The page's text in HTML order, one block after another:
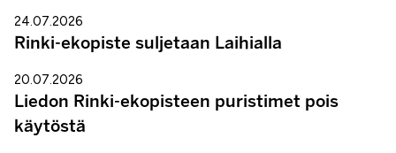
24.07.2026
Rinki-ekopiste suljetaan Laihialla
20.07.2026
Liedon Rinki-ekopisteen puristimet pois
käytöstä